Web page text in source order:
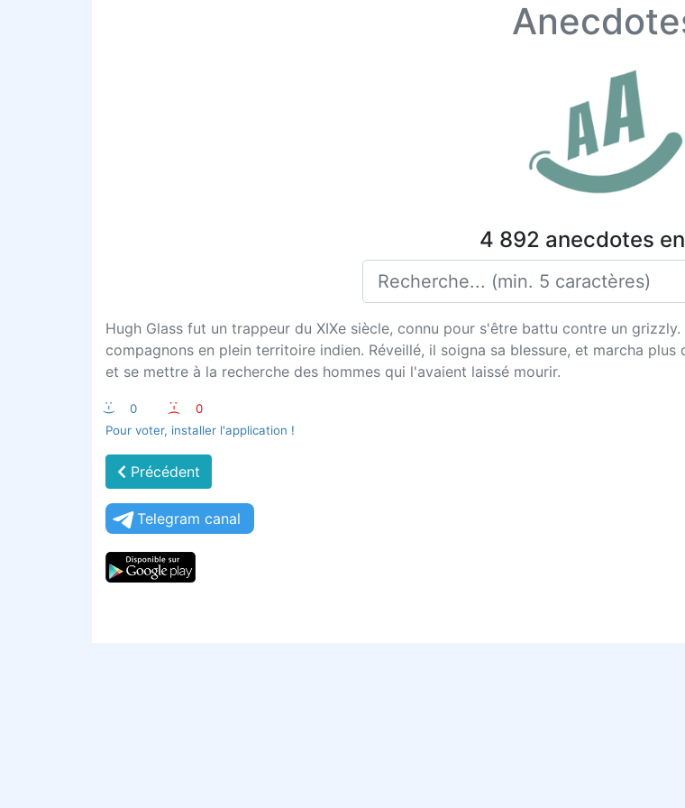
4 892 anecdotes
Hugh Glass fut un trappeur du XIXe siècle, connu pour s'être battu contre un
compagnons en plein territoire indien. Réveillé, il soigna sa blessure, et marcha
et se mettre à la recherche des hommes qui l'avaient laissé mourir.
:-) 0 :-(
0
Pour voter, installer l'application !
Précédent
Telegram canal